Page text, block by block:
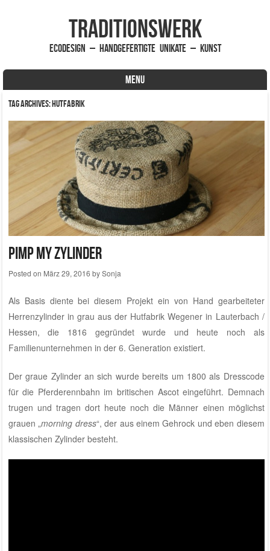
traditionsWerk
EcoDesign – handgefertigte Unikate – Kunst
MENU
Skip to content
Tag Archives:Hutfabrik
Pimp my Zylinder
Posted on März 29, 2016 bySonja
Als Basis diente bei diesem Projekt ein von Hand gearbeiteter
Herrenzylinder in grau aus der Hutfabrik Wegener in Lauterbach /
Hessen, die 1816 gegründet wurde und heute noch als
Familienunternehmen in der 6. Generation existiert.
Der graue Zylinder an sich wurde bereits um 1800 als Dresscode
für die Pferderennbahn im britischen Ascot eingeführt. Demnach
trugen und tragen dort heute noch die Männer einen möglichst
grauen „morning dress“, der aus einem Gehrock und eben diesem
klassischen Zylinder besteht.